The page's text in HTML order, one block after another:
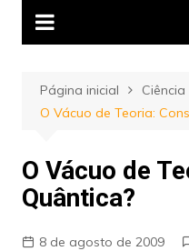
Página inicial
Ciência
O Vácuo de Teoria:
O Vácuo de
Quântica?
8 de agosto de 2009